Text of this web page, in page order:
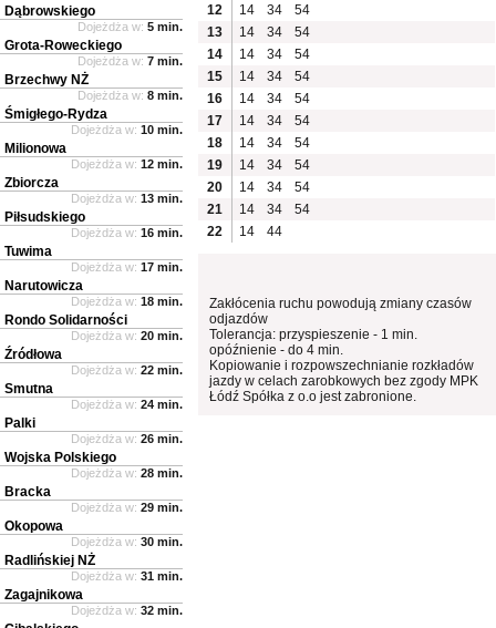
12
14 34
54
13
14 34
54
14
14 34
54
15
14 34
54
16
14 34
54
17
14 34
54
18
14 34
54
19
14 34
54
20
14 34
54
21
14 34
54
22
14 44
Zakłócenia ruchu powodują zmiany czasów
odjazdów
Tolerancja: przyspieszenie - 1 min.
opóźnienie - do 4 min.
Kopiowanie i rozpowszechnianie rozkładów
jazdy w celach zarobkowych bez zgody MPK
Łódź Spółka z o.o jest zabronione.
Dąbrowskiego
Dojeżdża w: 5 min.
Grota-Roweckiego
Dojeżdża w: 7 min.
Brzechwy NŻ
Dojeżdża w: 8 min.
Śmigłego-Rydza
Dojeżdża w: 10 min.
Milionowa
Dojeżdża w: 12 min.
Zbiorcza
Dojeżdża w: 13 min.
Piłsudskiego
Dojeżdża w: 16 min.
Tuwima
Dojeżdża w: 17 min.
Narutowicza
Dojeżdża w: 18 min.
Rondo Solidarności
Dojeżdża w: 20 min.
Źródłowa
Dojeżdża w: 22 min.
Smutna
Dojeżdża w: 24 min.
Palki
Dojeżdża w: 26 min.
Wojska Polskiego
Dojeżdża w: 28 min.
Bracka
Dojeżdża w: 29 min.
Okopowa
Dojeżdża w: 30 min.
Radlińskiej NŻ
Dojeżdża w: 31 min.
Zagajnikowa
Dojeżdża w: 32 min.